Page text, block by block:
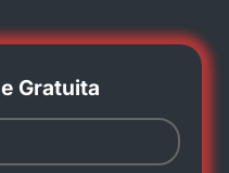
Gratuita